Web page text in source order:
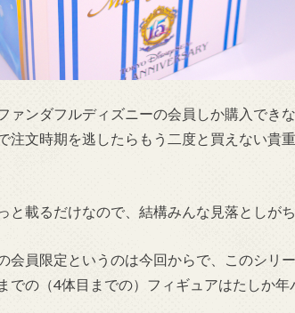
ァンダフルディズニーの会員しか購入でき
注文時期を逃したらもう二度と買えない貴
と載るだけなので、結構みんな見落としがち
会員限定というのは今回からで、このシリ
での（4体目までの）フィギュアはたしか年